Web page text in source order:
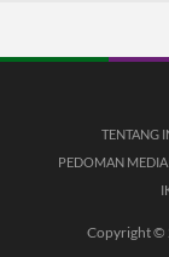
TENTANG
PEDOMAN MEDIA
Copyright ©